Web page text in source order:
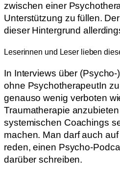
zwischen einer
Unterstützung zu füllen.
dieser Hintergrund
Leserinnen und Leser lieben
In Interviews über
ohne PsychotherapeutIn
genauso wenig verboten
Traumatherapie
systemischen Coachings
machen. Man darf auch
reden, einen Psycho-
darüber schreiben.